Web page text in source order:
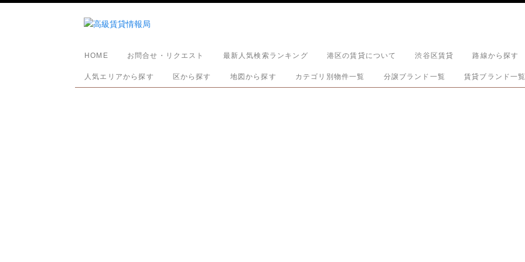
HOME お問合せ・リクエスト 最新人気検索ランキング 港区の賃貸について 渋谷区賃貸 路線から探す
人気エリアから探す 区から探す 地図から探す カテゴリ別物件一覧 分譲ブランド一覧 賃貸ブランド一